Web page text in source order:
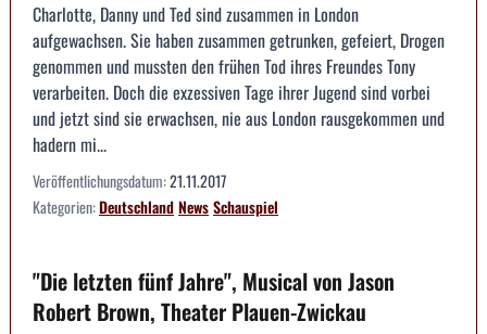
Charlotte, Danny und Ted sind zusammen in London
aufgewachsen. Sie haben zusammen getrunken, gefeiert, Drogen
genommen und mussten den frühen Tod ihres Freundes Tony
verarbeiten. Doch die exzessiven Tage ihrer Jugend sind vorbei
und jetzt sind sie erwachsen, nie aus London rausgekommen und
hadern mi...
Veröffentlichungsdatum:21.11.2017
Kategorien:DeutschlandNewsSchauspiel
"Die letzten fünf Jahre", Musical von Jason
Robert Brown, Theater Plauen-Zwickau